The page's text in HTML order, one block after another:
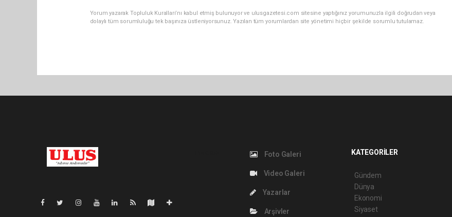
Yorum yazarak Topluluk Kuralları’nı kabul etmiş bulunuyor ve ulusgazetesi.com sitesine yaptığınız yorumunuzla ilgili doğrudan veya
dolaylı tüm sorumluluğu tek başınıza üstleniyorsunuz. Yazılan tüm yorumlardan site yönetimi hiçbir şekilde sorumlu tutulamaz.
Foto Galeri
Video Galeri
Yazarlar
Arşivler
KATEGORİLER
Gündem
Dünya
Ekonomi
Siyaset